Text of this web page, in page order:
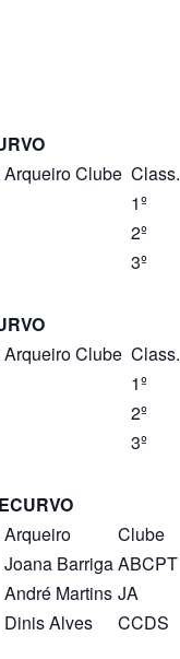
ArqueiroClube Class.
1º
2º
3º
ArqueiroClube Class.
1º
2º
3º
Arqueiro Clube
Joana BarrigaABCPT
André Martins JA
Dinis Alves CCDS